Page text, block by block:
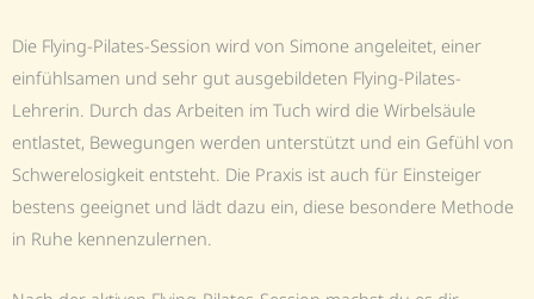
Die Flying-Pilates-Session wird von Simone angeleitet, einer
einfühlsamen und sehr gut ausgebildeten Flying-Pilates-
Lehrerin. Durch das Arbeiten im Tuch wird die Wirbelsäule
entlastet, Bewegungen werden unterstützt und ein Gefühl von
Schwerelosigkeit entsteht. Die Praxis ist auch für Einsteiger
bestens geeignet und lädt dazu ein, diese besondere Methode
in Ruhe kennenzulernen.